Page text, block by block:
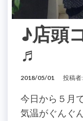
♪店頭
♬
2018/05/01 投稿者:
今日から５月で
気温がぐんぐ